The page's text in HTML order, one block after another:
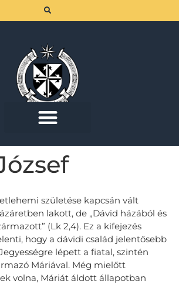
születése kapcsán vált
lakott, de „Dávid házából és
(Lk 2,4). Ez a kifejezés
hogy a dávidi család jelentősebb
lépett a fiatal, szintén
Máriával. Még mielőtt
volna, Máriát áldott állapotban